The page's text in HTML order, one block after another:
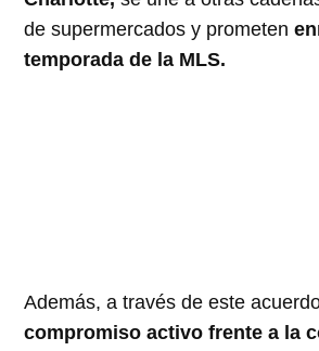
de supermercados y prometen
temporada de la MLS.
Además, a través de este
compromiso activo frente a la